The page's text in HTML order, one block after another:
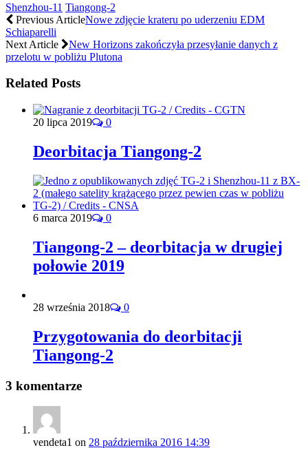
Shenzhou-11 Tiangong-2
Previous ArticleNowe zdjęcie krateru po uderzeniu EDM
Schiaparelli
Next Article
New Horizons zakończyła przesyłanie danych z
przelotu w pobliżu Plutona
Related Posts
20 lipca 2019 0
Deorbitacja Tiangong-2
6 marca 2019 0
Tiangong-2 – deorbitacja w drugiej
połowie 2019
28 września 2018 0
Przygotowania do deorbitacji
Tiangong-2
3 komentarze
vendeta1 on 28 października 2016 14:39